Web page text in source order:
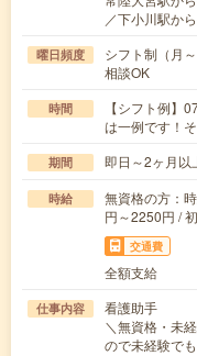
／下小川駅か
曜日頻度
シフト制（月
相談OK
時間
【シフト例】
は一例です！
期間 即日～2ヶ月以
時給
無資格の方：
円～2250円 /
交通費
全額支給
仕事内容
看護助手
＼無資格・未
ので未経験で